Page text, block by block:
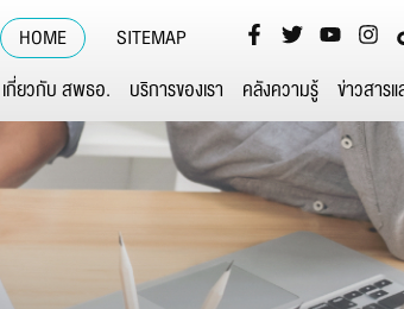
HOME SITEMAP
เกี่ยวกับ สพธอ. บริการของเรา คลังความรู้ ข่าวสาร